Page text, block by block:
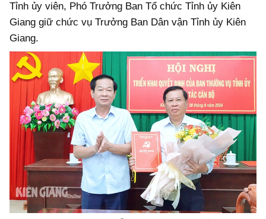
Tỉnh ủy viên, Phó Trưởng Ban Tổ chức Tỉnh ủy Kiên
Giang giữ chức vụ Trưởng Ban Dân vận Tỉnh ủy Kiên
Giang.